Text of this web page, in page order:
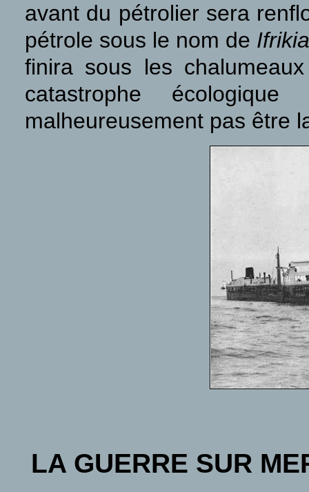
avant du pétrolier sera
pétrole sous le nom de
finira sous les
catastrophe
malheureusement pas être
LA GUERRE SUR